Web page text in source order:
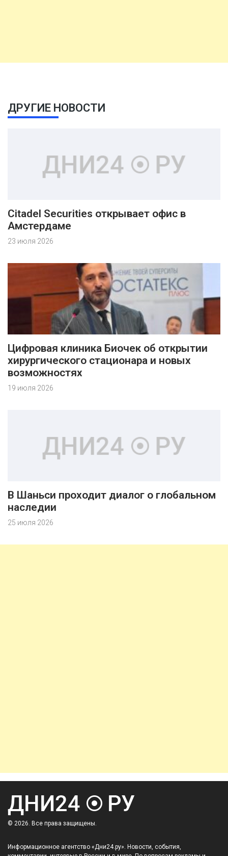
ДРУГИЕ НОВОСТИ
Citadel Securities открывает офис в
Амстердаме
23 июля 2026
Цифровая клиника Биочек об открытии
хирургического стационара и новых
возможностях
19 июля 2026
В Шаньси проходит диалог о глобальном
наследии
25 июля 2026
© 2026. Все права защищены.
Информационное агентство «Дни24.ру». Новости, события,